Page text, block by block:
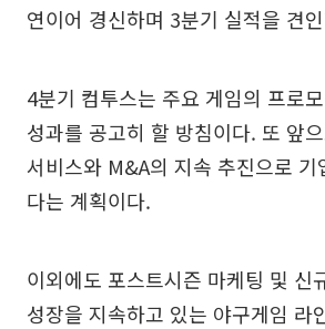
연이어 경신하며 3분기 실적을 견
4분기 컴투스는 주요 게임의 프로
성과를 공고히 할 방침이다. 또 앞
서비스와 M&A의 지속 추진으로 기
다는 계획이다.
이외에도 포스트시즌 마케팅 및 신
성장을 지속하고 있는 야구게임 라